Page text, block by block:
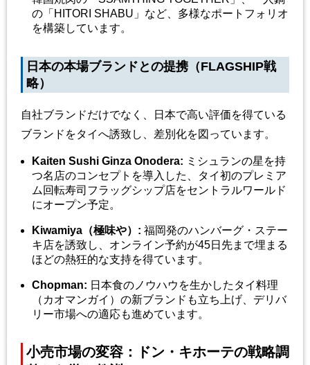
の「HITORI SHABU」など、多様なポートフォリオ
を構築しています。
日本の本場ブランドとの提携（FLAGSHIP戦
略）
自社ブランドだけでなく、日本で高い評価を得ている
ブランドをタイへ誘致し、差別化を図っています。
Kaiten Sushi Ginza Onodera: ミシュランの星を持
つ名店のコンセプトを導入した、タイ初のプレミア
ム回転寿司フラッグシップ店をセントラルワールド
にオープン予定。
Kiwamiya（極味や）: 福岡発のハンバーグ・ステー
キ店を誘致し、オンライン予約が45日先まで埋まる
ほどの熱狂的な支持を得ています。
Chopman: 日本食のノウハウを生かしたタイ料理
（カオマンガイ）の新ブランドも立ち上げ、デリバ
リー市場への適応も進めています。
小売市場の変容：ドン・キホーテの戦略調